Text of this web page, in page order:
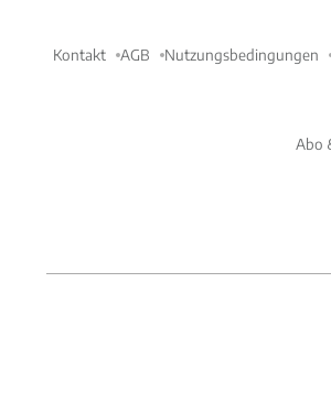
Kontakt AGB Nutzungsbedingungen
Abo